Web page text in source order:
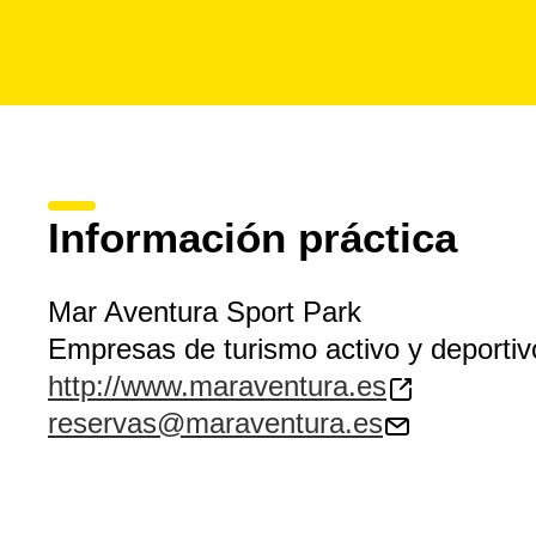
Información práctica
Mar Aventura Sport Park
Empresas de turismo activo y
http://www.maraventura.es
reservas@maraventura.es